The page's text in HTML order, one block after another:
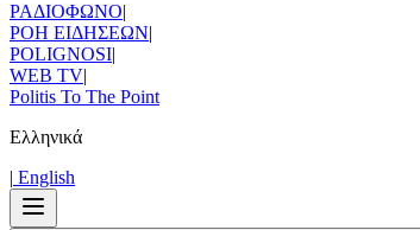
ΡΑΔΙΟΦΩΝΟ|
ΡΟΗ ΕΙΔΗΣΕΩΝ|
POLIGNOSI|
WEB TV|
Politis To The Point
Ελληνικά
| Εnglish